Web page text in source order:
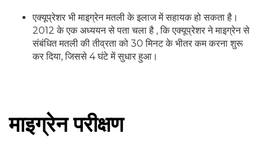
एक्यूप्रेशर भी माइग्रेन मतली के इलाज में सहायक हो सकता है।
2012 के एक अध्ययन से पता चला है , कि एक्यूप्रेशर ने माइग्रेन से
संबंधित मतली की तीव्रता को 30 मिनट के भीतर कम करना शुरू
कर दिया, जिससे 4 घंटे में सुधार हुआ।
माइग्रेन परीक्षण